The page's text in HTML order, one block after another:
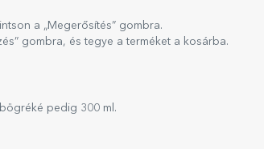
a „Megerősítés” gombra.
gombra, és tegye a terméket a kosárba.
pedig 300 ml.